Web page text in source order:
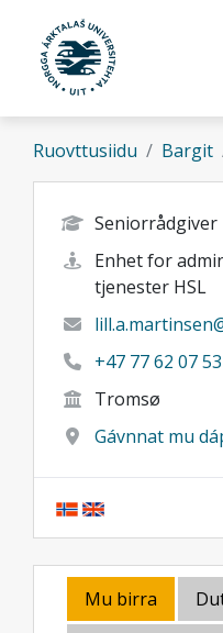
Gå til hovedinnhold
Ruovttusiidu Bargit
Seniorrådgiver
Enhet for
tjenester HSL
+47 77 62 07 53
Tromsø
Gávnnat mu
Mu birra